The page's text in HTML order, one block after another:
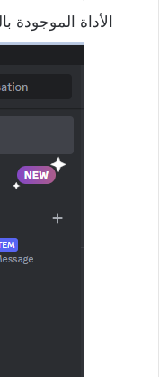
الأداة الموجودة